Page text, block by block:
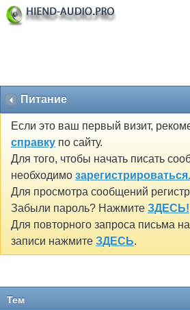
Питание
Если это ваш первый визит,
справку по сайту.
Для того, чтобы начать писать
необходимо зарегистрироваться.
Для просмотра сообщений
Забыли пароль? Нажмите ЗДЕСЬ!
Для повторного запроса письма
записи нажмите ЗДЕСЬ.
Тем